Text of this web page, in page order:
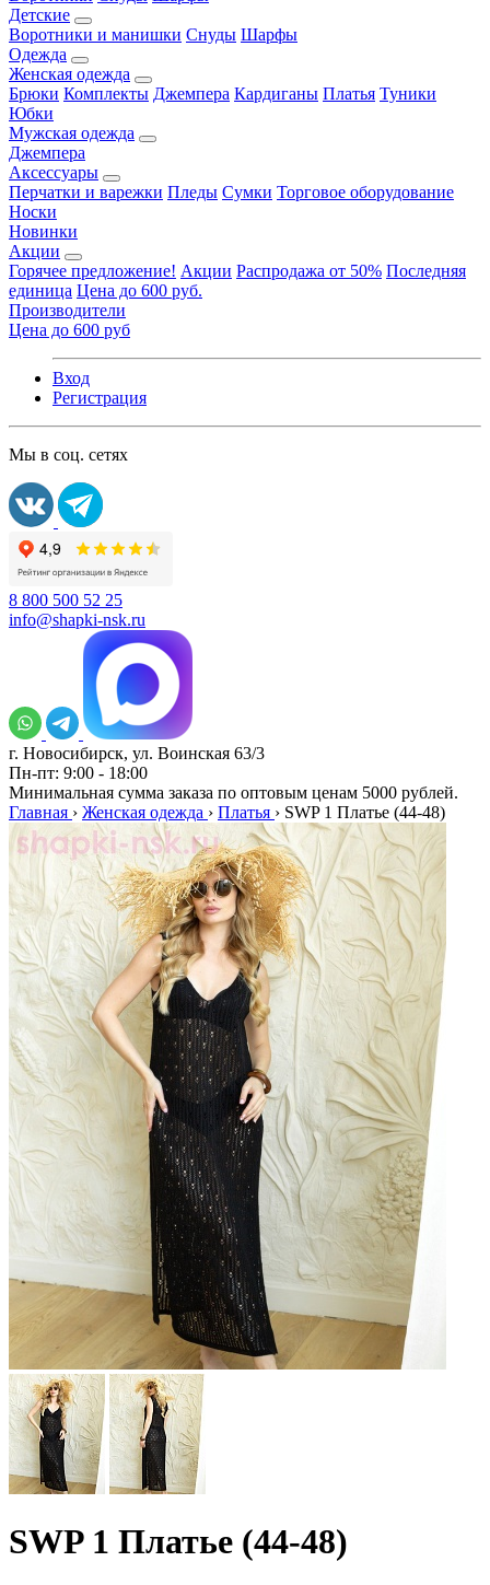
Детские
Воротники и манишки Снуды Шарфы
Одежда
Женская одежда
Брюки Комплекты Джемпера Кардиганы Платья Туники
Юбки
Мужская одежда
Джемпера
Аксессуары
Перчатки и варежки Пледы Сумки Торговое оборудование
Носки
Новинки
Акции
Горячее предложение! Акции Распродажа от 50% Последняя
единица Цена до 600 руб.
Производители
Цена до 600 руб
Вход
Регистрация
Мы в соц. сетях
8 800 500 52 25
info@shapki-nsk.ru
г. Новосибирск, ул. Воинская 63/3
Пн-пт: 9:00 - 18:00
Минимальная сумма заказа по оптовым ценам 5000 рублей.
Главная › Женская одежда › Платья › SWP 1 Платье (44-48)
SWP 1 Платье (44-48)